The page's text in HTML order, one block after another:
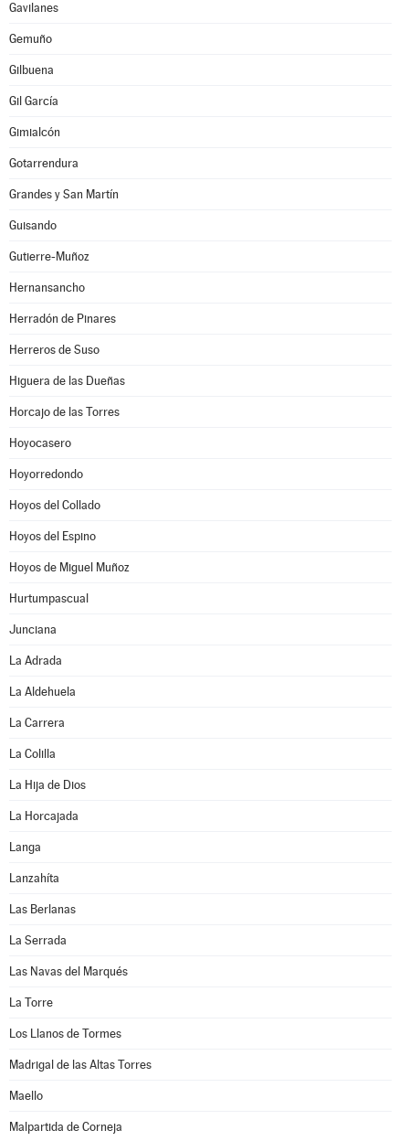
Gavilanes
Gemuño
Gilbuena
Gil García
Gimialcón
Gotarrendura
Grandes y San Martín
Guisando
Gutierre-Muñoz
Hernansancho
Herradón de Pinares
Herreros de Suso
Higuera de las Dueñas
Horcajo de las Torres
Hoyocasero
Hoyorredondo
Hoyos del Collado
Hoyos del Espino
Hoyos de Miguel Muñoz
Hurtumpascual
Junciana
La Adrada
La Aldehuela
La Carrera
La Colilla
La Hija de Dios
La Horcajada
Langa
Lanzahíta
Las Berlanas
La Serrada
Las Navas del Marqués
La Torre
Los Llanos de Tormes
Madrigal de las Altas Torres
Maello
Malpartida de Corneja